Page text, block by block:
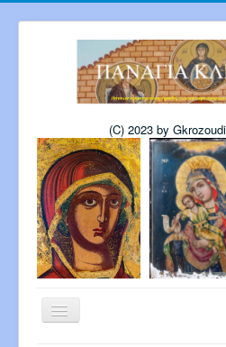
(C) 2023 by
Εναλλαγή